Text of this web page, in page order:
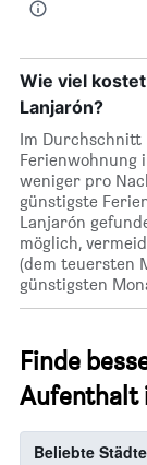
Wie viel
Lanjarón?
Im Durchschnitt
Ferienwohnung
weniger pro
günstigste
Lanjarón
möglich,
(dem teuersten
günstigsten
Finde
Aufenthalt
Beliebte Städte